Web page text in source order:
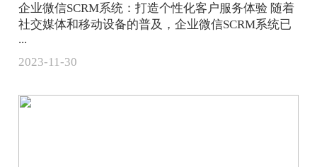
企业微信SCRM系统：打造个性化客户服务体验 随着
社交媒体和移动设备的普及，企业微信SCRM系统已
...
2023-11-30